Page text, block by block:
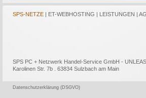
SPS-NETZE | ET-WEBHOSTING | LEISTUNGEN |
SPS PC + Netzwerk Handel-Service GmbH -
Karolinen Str. 7b . 63834 Sulzbach am Main
Datenschutzerklärung (DSGVO)